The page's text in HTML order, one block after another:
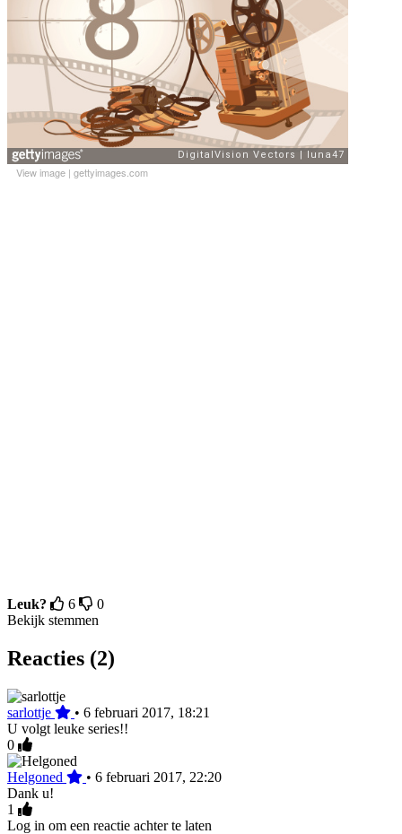
View image | gettyimages.com
Leuk? 6
0
Bekijk stemmen
Reacties (2)
sarlottje • 6 februari 2017, 18:21
U volgt leuke series!!
0
Helgoned • 6 februari 2017, 22:20
Dank u!
1
Log in om een reactie achter te laten